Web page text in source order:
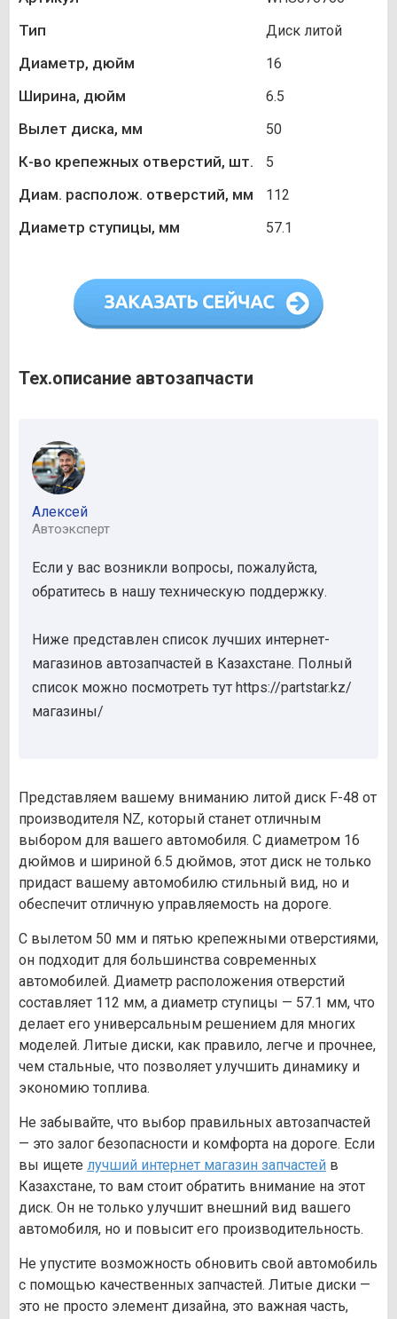
Тип Диск литой
Диаметр, дюйм 16
Ширина, дюйм 6.5
Вылет диска, мм 50
К-во крепежных отверстий, шт. 5
Диам. располож. отверстий, мм 112
Диаметр ступицы, мм 57.1
Тех.описание автозапчасти
Алексей
Автоэксперт
Если у вас возникли вопросы, пожалуйста,
обратитесь в нашу техническую поддержку.
Ниже представлен список лучших интернет-
магазинов автозапчастей в Казахстане. Полный
список можно посмотреть тут https://partstar.kz/
магазины/
Представляем вашему вниманию литой диск F-48 от
производителя NZ, который станет отличным
выбором для вашего автомобиля. С диаметром 16
дюймов и шириной 6.5 дюймов, этот диск не только
придаст вашему автомобилю стильный вид, но и
обеспечит отличную управляемость на дороге.
С вылетом 50 мм и пятью крепежными отверстиями,
он подходит для большинства современных
автомобилей. Диаметр расположения отверстий
составляет 112 мм, а диаметр ступицы — 57.1 мм, что
делает его универсальным решением для многих
моделей. Литые диски, как правило, легче и прочнее,
чем стальные, что позволяет улучшить динамику и
экономию топлива.
Не забывайте, что выбор правильных автозапчастей
— это залог безопасности и комфорта на дороге. Если
вы ищете лучший интернет магазин запчастей в
Казахстане, то вам стоит обратить внимание на этот
диск. Он не только улучшит внешний вид вашего
автомобиля, но и повысит его производительность.
Не упустите возможность обновить свой автомобиль
с помощью качественных запчастей. Литые диски —
это не просто элемент дизайна, это важная часть,